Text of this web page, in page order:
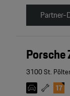
Partner-
Porsche
3100 St.